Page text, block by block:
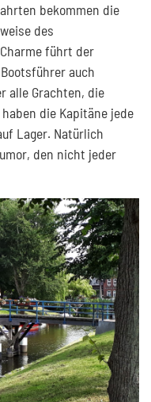
bekommen die
des
führt der
auch
alle Grachten, die
die Kapitäne jede
Lager. Natürlich
den nicht jeder